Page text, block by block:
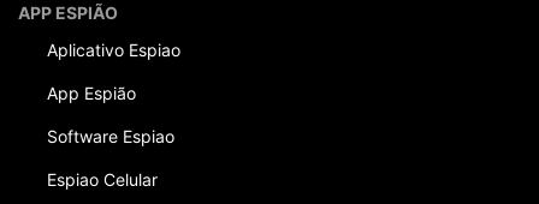
APP ESPIÃO
Aplicativo Espiao
App Espião
Software Espiao
Espiao Celular